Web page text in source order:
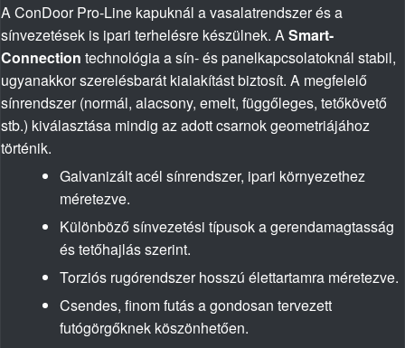
A ConDoor Pro-Line kapuknál a vasalatrendszer és a
sínvezetések is ipari terhelésre készülnek. A Smart-
Connection technológia a sín- és panelkapcsolatoknál stabil,
ugyanakkor szerelésbarát kialakítást biztosít. A megfelelő
sínrendszer (normál, alacsony, emelt, függőleges, tetőkövető
stb.) kiválasztása mindig az adott csarnok geometriájához
történik.
Galvanizált acél sínrendszer, ipari környezethez
méretezve.
Különböző sínvezetési típusok a gerendamagtasság
és tetőhajlás szerint.
Torziós rugórendszer hosszú élettartamra méretezve.
Csendes, finom futás a gondosan tervezett
futógörgőknek köszönhetően.